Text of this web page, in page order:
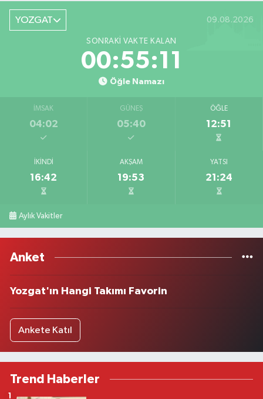
YOZGAT 09.08.2026
SONRAKI VAKTE KALAN
00:55:11
Öğle Namazı
İMSAK
04:02
GÜNEŞ
05:40
ÖĞLE
12:51
İKINDI
16:42
AKŞAM
19:53
YATSI
21:24
Aylık Vakitler
Anket
Yozgat'ın Hangi Takımı Favorin
Ankete Katıl
Trend Haberler
1